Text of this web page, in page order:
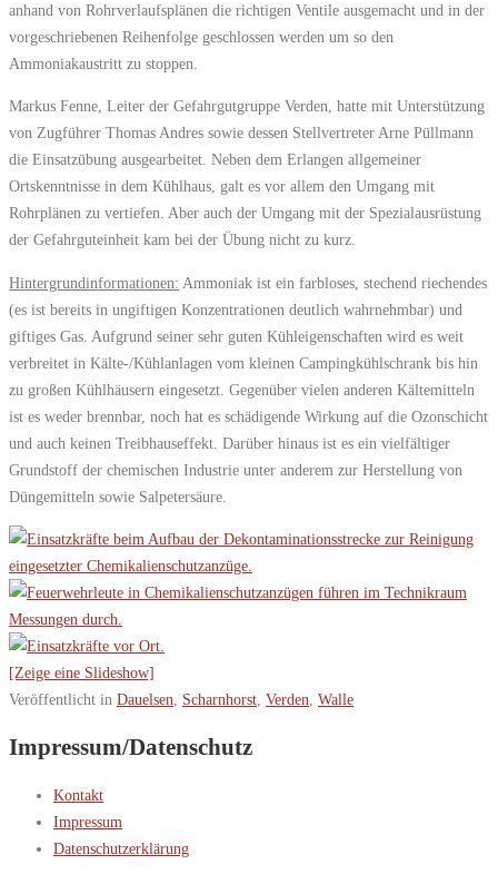
anhand von Rohrverlaufsplänen die richtigen Ventile ausgemacht und in der
vorgeschriebenen Reihenfolge geschlossen werden um so den
Ammoniakaustritt zu stoppen.
Markus Fenne, Leiter der Gefahrgutgruppe Verden, hatte mit Unterstützung
von Zugführer Thomas Andres sowie dessen Stellvertreter Arne Püllmann
die Einsatzübung ausgearbeitet. Neben dem Erlangen allgemeiner
Ortskenntnisse in dem Kühlhaus, galt es vor allem den Umgang mit
Rohrplänen zu vertiefen. Aber auch der Umgang mit der Spezialausrüstung
der Gefahrguteinheit kam bei der Übung nicht zu kurz.
Hintergrundinformationen: Ammoniak ist ein farbloses, stechend riechendes
(es ist bereits in ungiftigen Konzentrationen deutlich wahrnehmbar) und
giftiges Gas. Aufgrund seiner sehr guten Kühleigenschaften wird es weit
verbreitet in Kälte-/Kühlanlagen vom kleinen Campingkühlschrank bis hin
zu großen Kühlhäusern eingesetzt. Gegenüber vielen anderen Kältemitteln
ist es weder brennbar, noch hat es schädigende Wirkung auf die Ozonschicht
und auch keinen Treibhauseffekt. Darüber hinaus ist es ein vielfältiger
Grundstoff der chemischen Industrie unter anderem zur Herstellung von
Düngemitteln sowie Salpetersäure.
[Zeige eine Slideshow]
Veröffentlicht in Dauelsen Scharnhorst Verden Walle
Impressum/Datenschutz
Kontakt
Impressum
Datenschutzerklärung